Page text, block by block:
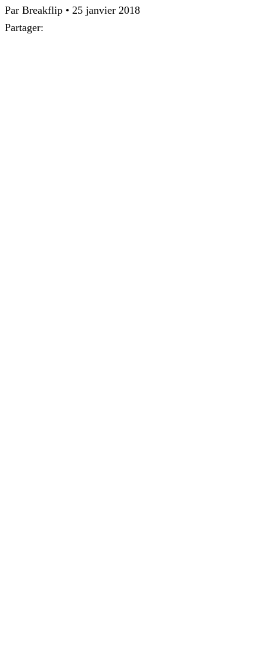
Par Breakflip • 25 janvier 2018
Partager: